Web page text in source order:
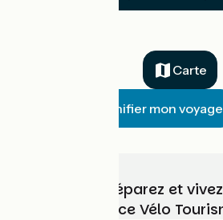
Carte
Planifier mon voyage
Choisissez, préparez et
vélo avec France Vélo